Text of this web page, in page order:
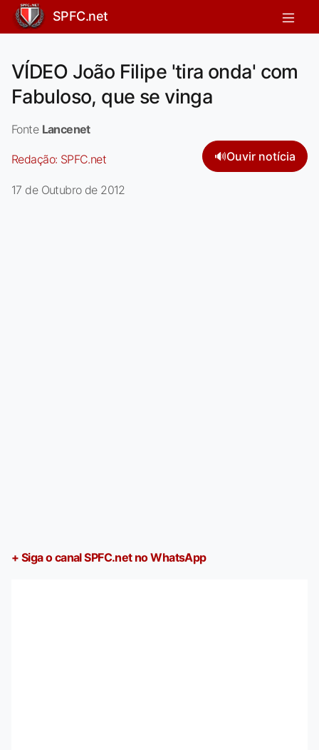
SPFC.net
VÍDEO João Filipe 'tira onda' com
Fabuloso, que se vinga
Fonte Lancenet
Redação: SPFC.net 🔊Ouvir notícia
17 de Outubro de 2012
+ Siga o canal SPFC.net no WhatsApp